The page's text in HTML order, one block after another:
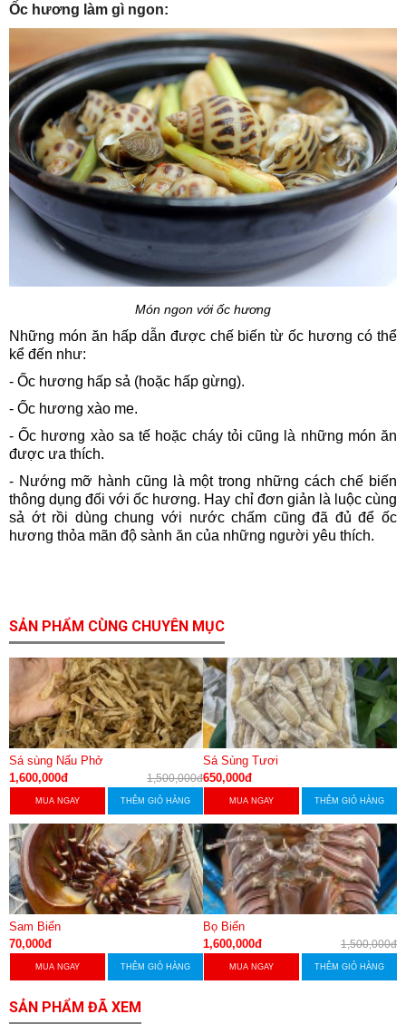
Ốc hương làm gì ngon:
Món ngon với ốc hương
Những món ăn hấp dẫn được chế biến từ ốc hương có thể
kể đến như:
- Ốc hương hấp sả (hoặc hấp gừng).
- Ốc hương xào me.
- Ốc hương xào sa tế hoặc cháy tỏi cũng là những món ăn
được ưa thích.
- Nướng mỡ hành cũng là một trong những cách chế biến
thông dụng đối với ốc hương. Hay chỉ đơn giản là luộc cùng
sả ớt rồi dùng chung với nước chấm cũng đã đủ để ốc
hương thỏa mãn độ sành ăn của những người yêu thích.
SẢN PHẨM CÙNG CHUYÊN MỤC
Sá sùng Nấu Phở
1,600,000đ
1,500,000đ
MUA NGAY THÊM GIỎ HÀNG
Sá Sùng Tươi
650,000đ
MUA NGAY THÊM GIỎ HÀNG
Sam Biển
70,000đ
MUA NGAY THÊM GIỎ HÀNG
Bọ Biển
1,600,000đ
1,500,000đ
MUA NGAY THÊM GIỎ HÀNG
SẢN PHẨM ĐÃ XEM